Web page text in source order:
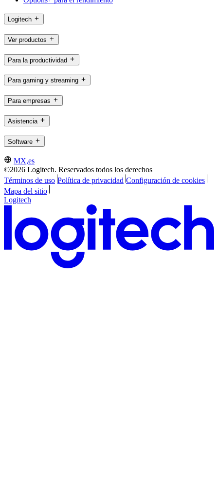
Logitech
Ver productos
Para la productividad
Para gaming y streaming
Para empresas
Asistencia
Software
MX,es
©2026 Logitech. Reservados todos los derechos
Términos de uso Política de privacidad Configuración de cookies
Mapa del sitio
Logitech